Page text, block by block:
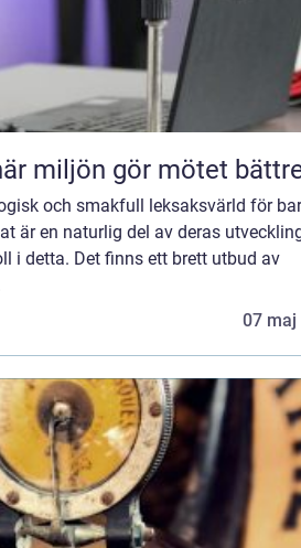
dalarna när miljön gör mötet
och smakfull leksaksvärld för
är en naturlig del av deras
i detta. Det finns ett brett utbud av
07 maj